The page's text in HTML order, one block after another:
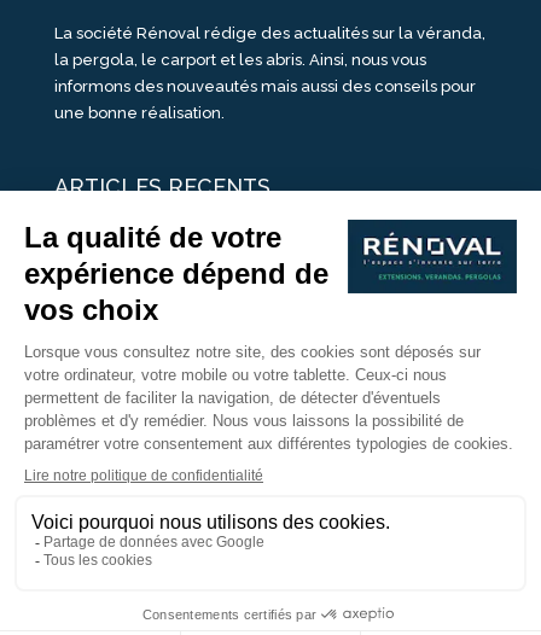
La société Rénoval rédige des actualités sur la véranda,
la pergola, le carport et les abris. Ainsi, nous vous
informons des nouveautés mais aussi des conseils pour
une bonne réalisation.
ARTICLES RECENTS
25 idées de vérandas design
Un été pour une véranda
Portes Ouvertes Véranda Extension Suisse | 26-27 Juin
portes ouvertes véranda sur mesure
Nous Suivre